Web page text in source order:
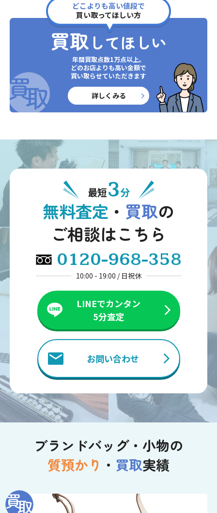
どこよりも高い値段で
買い取ってほしい方
買取 してほしい
年間買取点数1万点以上。
どのお店よりも高い金額で
買い取らせていただきます
詳しくみる
最短3分
無料査定 ・ 買取の
ご相談はこちら
0120-968-358
10:00 - 19:00 / 日祝休
LINEでカンタン
5分査定
お問い合わせ
ブランドバッグ・小物の
質預かり ・ 買取実績